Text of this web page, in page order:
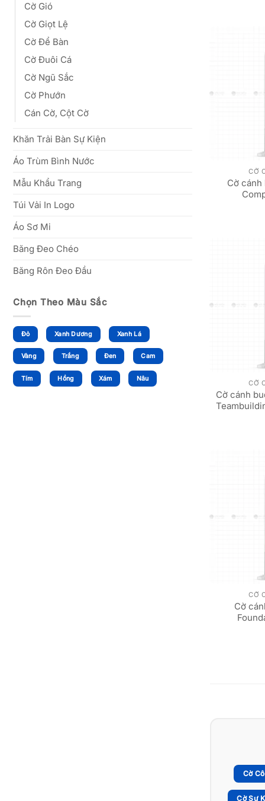
Cờ Gió
Cờ Giọt Lệ
Cờ Để Bàn
Cờ Đuôi Cá
Cờ Ngũ Sắc
Cờ Phướn
Cán Cờ, Cột Cờ
Khăn Trải Bàn Sự Kiện
Áo Trùm Bình Nước
Mẫu Khẩu Trang
Túi Vải In Logo
Áo Sơ Mi
Băng Đeo Chéo
Băng Rôn Đeo Đầu
Chọn Theo Màu Sắc
Đỏ Xanh Dương Xanh Lá
Vàng Trắng Đen Cam
Tím Hồng Xám Nâu
CỜ
Cờ cánh
CỜ
Cờ cánh
CỜ
Cờ
Cờ
Cờ Sự